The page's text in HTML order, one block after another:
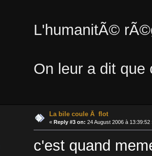
L'humanitÃ©
On leur a dit
La bile coule Ã flot
«Reply #3 on: 24 August 2006 à 13:39:52
c'est quand